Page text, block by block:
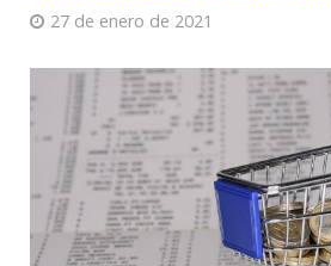
27 de enero de 2021